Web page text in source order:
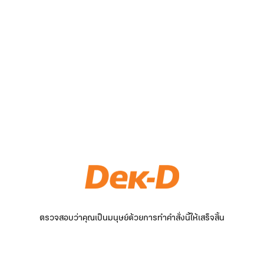
ตรวจสอบว่าคุณเป็นมนุษย์ด้วยการทำคำสั่งนี้ให้เสร็จสิ้น